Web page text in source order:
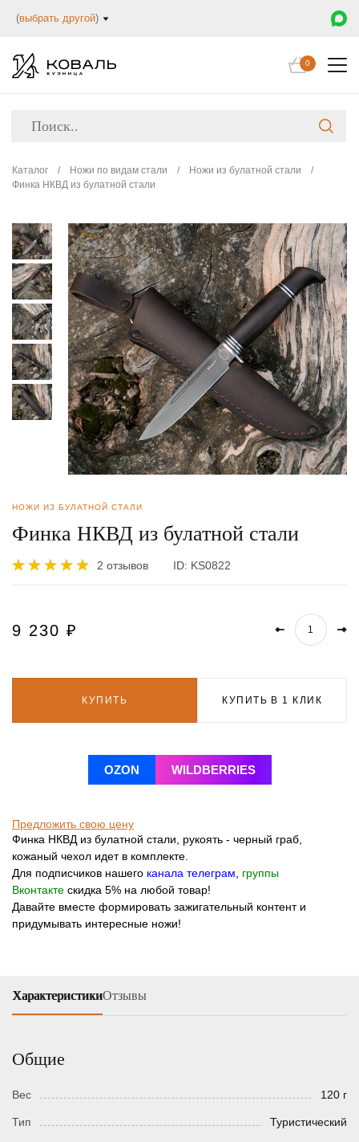
(выбрать другой)
0
Каталог / Ножи по видам стали / Ножи из булатной стали
/
Финка НКВД из булатной стали
НОЖИ ИЗ БУЛАТНОЙ СТАЛИ
Финка НКВД из булатной стали
2 отзывов ID: KS0822
9 230 ₽
КУПИТЬ КУПИТЬ В 1 КЛИК
OZON WILDBERRIES
Предложить свою цену
Финка НКВД из булатной стали, рукоять - черный граб,
кожаный чехол идет в комплекте.
Для подписчиков нашего канала телеграм
группы
Вконтакте скидка 5% на любой товар!
Давайте вместе формировать зажигательный контент и
придумывать интересные ножи!
ХарактеристикиОтзывы
Общие
Вес 120 г
Тип Туристический